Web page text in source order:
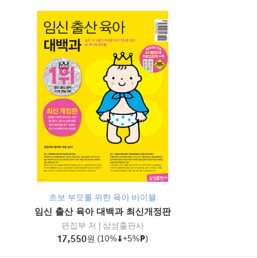
초보 부모를 위한 육아 바이블
임신 출산 육아 대백과 최신개정판
편집부 저
삼성출판사
17,550원 (10% +5% )